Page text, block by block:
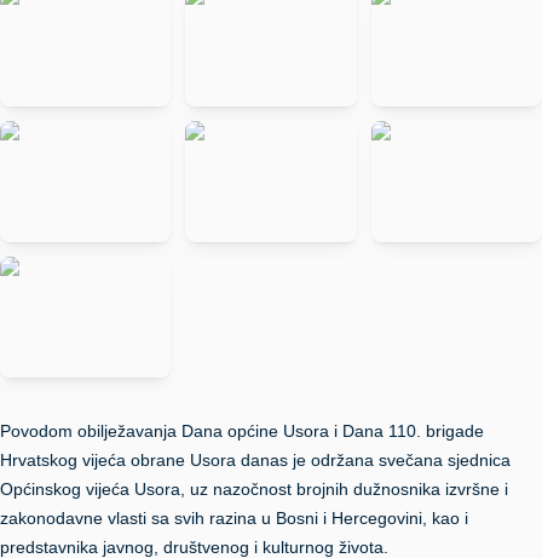
Povodom obilježavanja Dana općine Usora i Dana 110. brigade
Hrvatskog vijeća obrane Usora danas je održana svečana sjednica
Općinskog vijeća Usora, uz nazočnost brojnih dužnosnika izvršne i
zakonodavne vlasti sa svih razina u Bosni i Hercegovini, kao i
predstavnika javnog, društvenog i kulturnog života.